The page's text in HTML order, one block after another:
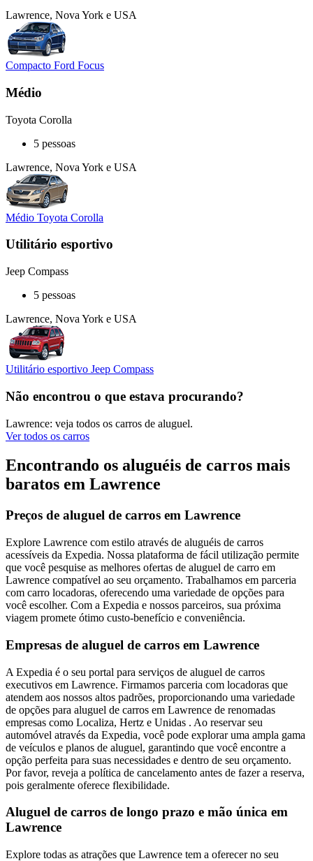
Lawrence, Nova York e USA
Compacto Ford Focus
Médio
Toyota Corolla
5 pessoas
Lawrence, Nova York e USA
Médio Toyota Corolla
Utilitário esportivo
Jeep Compass
5 pessoas
Lawrence, Nova York e USA
Utilitário esportivo Jeep Compass
Não encontrou o que estava procurando?
Lawrence: veja todos os carros de aluguel.
Ver todos os carros
Encontrando os aluguéis de carros mais
baratos em Lawrence
Preços de aluguel de carros em Lawrence
Explore Lawrence com estilo através de aluguéis de carros
acessíveis da Expedia. Nossa plataforma de fácil utilização permite
que você pesquise as melhores ofertas de aluguel de carro em
Lawrence compatível ao seu orçamento. Trabalhamos em parceria
com carro locadoras, oferecendo uma variedade de opções para
você escolher. Com a Expedia e nossos parceiros, sua próxima
viagem promete ótimo custo-benefício e conveniência.
Empresas de aluguel de carros em Lawrence
A Expedia é o seu portal para serviços de aluguel de carros
executivos em Lawrence. Firmamos parceria com locadoras que
atendem aos nossos altos padrões, proporcionando uma variedade
de opções para aluguel de carros em Lawrence de renomadas
empresas como Localiza, Hertz e Unidas . Ao reservar seu
automóvel através da Expedia, você pode explorar uma ampla gama
de veículos e planos de aluguel, garantindo que você encontre a
opção perfeita para suas necessidades e dentro de seu orçamento.
Por favor, reveja a política de cancelamento antes de fazer a reserva,
pois geralmente oferece flexibilidade.
Aluguel de carros de longo prazo e mão única em
Lawrence
Explore todas as atrações que Lawrence tem a oferecer no seu